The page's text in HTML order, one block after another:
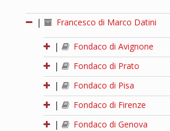
| Francesco di Marco Datini
|
Fondaco di Avignone
|
Fondaco di Prato
|
Fondaco di Pisa
|
Fondaco di Firenze
|
Fondaco di Genova